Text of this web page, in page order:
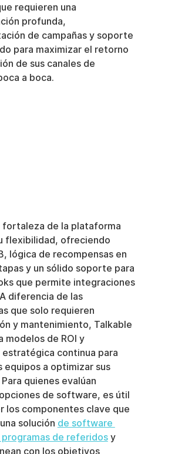
requieren una
profunda,
de campañas y soporte
para maximizar el retorno
de sus canales de
a boca.
fortaleza de la plataforma
flexibilidad, ofreciendo
lógica de recompensas en
y un sólido soporte para
que permite integraciones
diferencia de las
que solo requieren
y mantenimiento, Talkable
modelos de ROI y
continua para
equipos a optimizar sus
quienes evalúan
de software, es útil
los componentes clave que
solución de software
de referidos y
con los objetivos